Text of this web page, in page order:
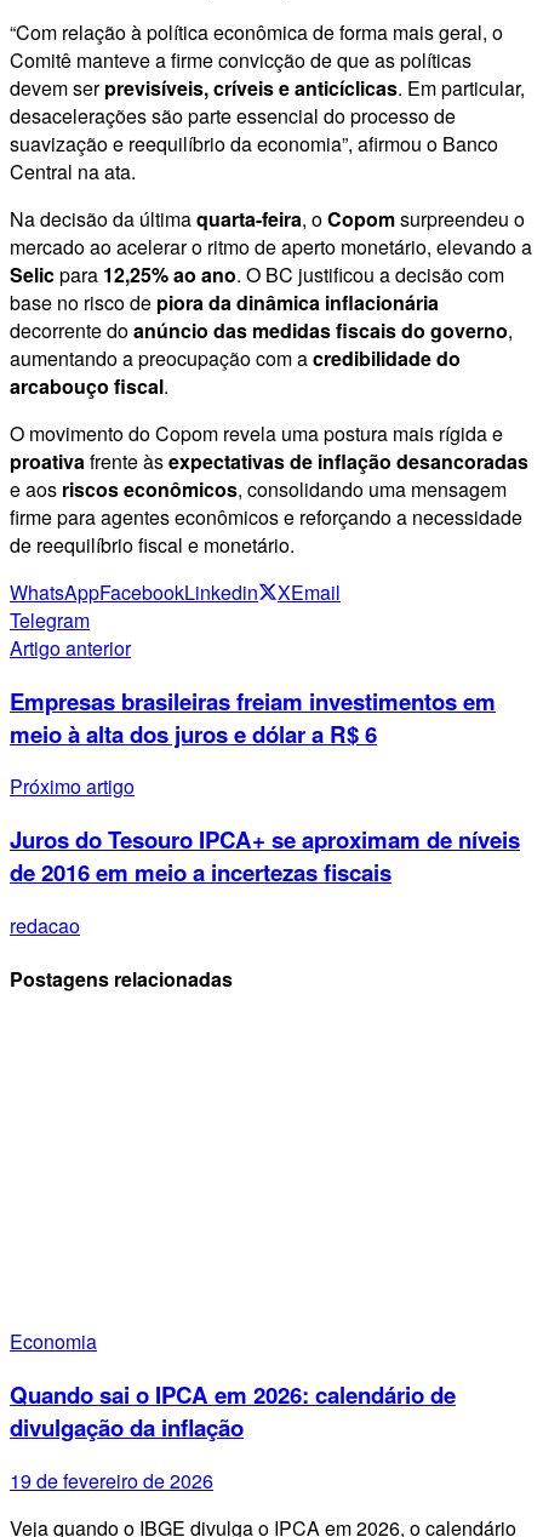
“Com relação à política econômica de forma mais geral, o
Comitê manteve a firme convicção de que as políticas
devem serprevisíveis, críveis e anticíclicas. Em particular,
desacelerações são parte essencial do processo de
suavização e reequilíbrio da economia”, afirmou o Banco
Central na ata.
Na decisão da últimaquarta-feira, oCopomsurpreendeu o
mercado ao acelerar o ritmo de aperto monetário, elevando a
Selicpara 12,25% ao ano. O BC justificou a decisão com
base no risco de piora da dinâmica inflacionária
decorrente doanúncio das medidas fiscais do governo,
aumentando a preocupação com acredibilidade do
arcabouço fiscal.
O movimento do Copom revela uma postura mais rígida e
proativafrente àsexpectativas de inflação desancoradas
e aos riscos econômicos, consolidando uma mensagem
firme para agentes econômicos e reforçando a necessidade
de reequilíbrio fiscal e monetário.
WhatsAppFacebookLinkedin XEmail
Telegram
Artigo anterior
Empresas brasileiras freiam investimentos em
meio à alta dos juros e dólar a R$ 6
Próximo artigo
Juros do Tesouro IPCA+ se aproximam de níveis
de 2016 em meio a incertezas fiscais
redacao
Postagens relacionadas
Economia
Quando sai o IPCA em 2026: calendário de
divulgação da inflação
19 de fevereiro de 2026
Veja quando o IBGE divulga o IPCA em 2026, o calendário